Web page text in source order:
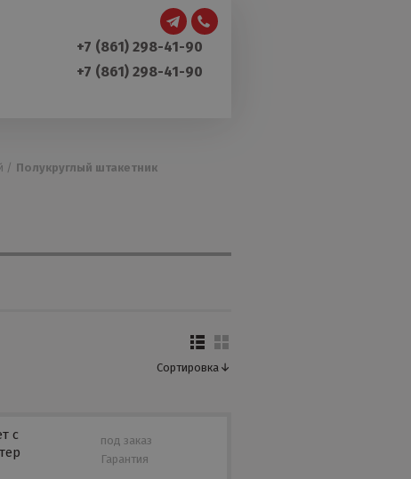
+7 (861) 298-41-90
+7 (861) 298-41-90
/ Полукруглый штакетник
Сортировка
с
под заказ
Гарантия